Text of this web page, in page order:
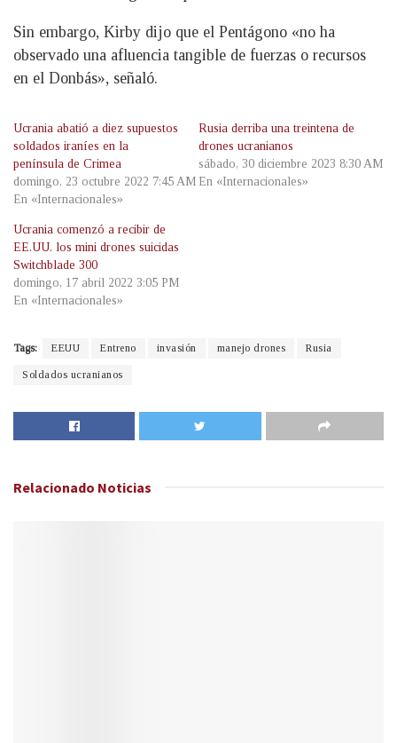
Sin embargo, Kirby dijo que el Pentágono «no ha
observado una afluencia tangible de fuerzas o recursos
en el Donbás», señaló.
Ucrania abatió a diez supuestos
soldados iraníes en la
península de Crimea
domingo, 23 octubre 2022 7:45 AM
En «Internacionales»
Rusia derriba una treintena de
drones ucranianos
sábado, 30 diciembre 2023 8:30 AM
En «Internacionales»
Ucrania comenzó a recibir de
EE.UU. los mini drones suicidas
Switchblade 300
domingo, 17 abril 2022 3:05 PM
En «Internacionales»
Tags: EEUU Entreno invasión manejo drones Rusia
Soldados ucranianos
Relacionado Noticias